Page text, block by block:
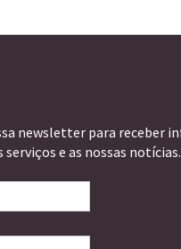
newsletter para receber
serviços e as nossas notícias.